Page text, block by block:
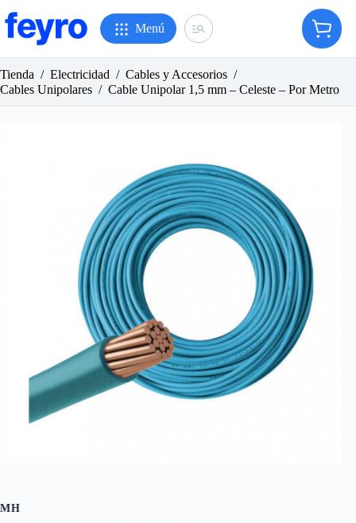
al
contenido
Menú
Carro
de
Tienda / Electricidad / Cables y Accesorios /
Cables Unipolares / Cable Unipolar 1,5 mm – Celeste – Por Metro
MH